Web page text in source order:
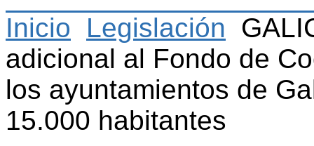
Inicio Legislación
adicional al Fondo de
los ayuntamientos de
15.000 habitantes